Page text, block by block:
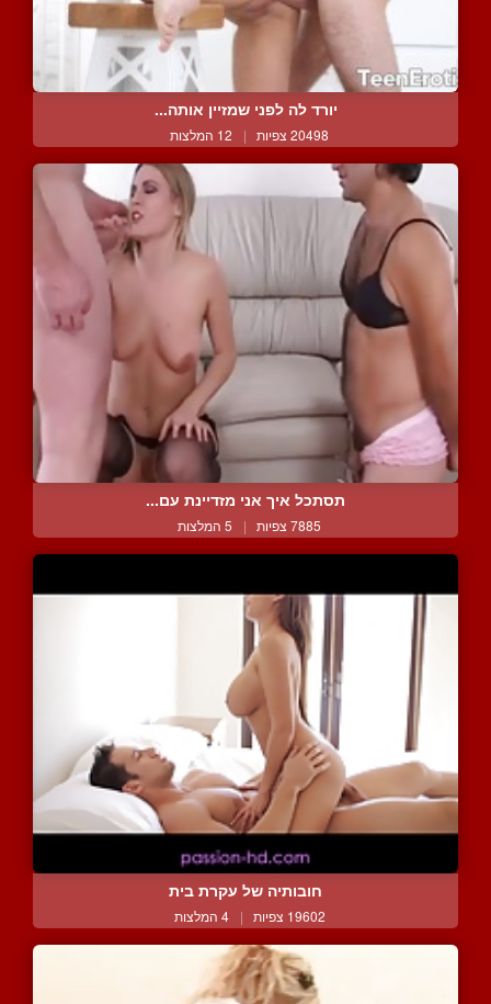
יורד לה לפני שמזיין אותה...
20498 צפיות | 12 המלצות
תסתכל איך אני מזדיינת עם...
7885 צפיות | 5 המלצות
חובותיה של עקרת בית
19602 צפיות | 4 המלצות